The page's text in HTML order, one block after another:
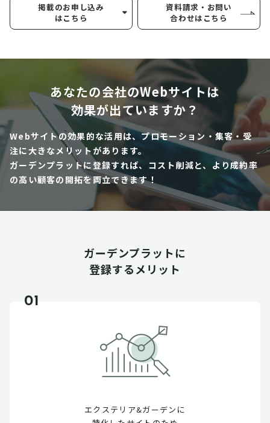
掲載のお申し込み
はこちら
資料請求・お問い
合わせはこちら
あなたの会社のWebサイトは
効果が出ていますか？
Webサイトの効果的な活用は、プロモーション・集客・受
注に大きなメリットがあります。
ガーデンプラットに登録すれば、コスト削減と、より成約率
の高い顧客の開拓を両立できます！
ガーデンプラットに
登録するメリット
01
エクステリア&ガーデンに